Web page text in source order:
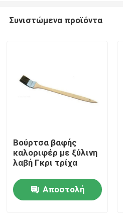
Αρχική Σελίδα
Προϊόντα
Συνιστώμενα προϊόντα
Βούρτσα βαφής
καλοριφέρ με ξύλινη
λαβή Γκρι τρίχα
Αποστολή